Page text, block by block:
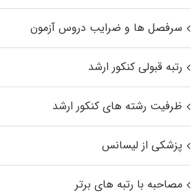
سرفصل ها و ضرایب دروس آزمون
رتبه قبولی کنکور ارشد
ظرفیت رشته های کنکور ارشد
پزشکی از لیسانس
مصاحبه با رتبه های برتر